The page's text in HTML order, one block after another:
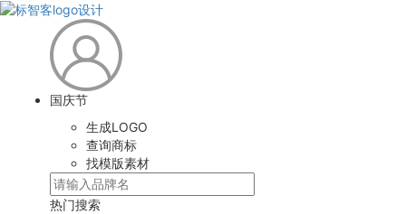
国庆节
生成LOGO
查询商标
找模版素材
热门搜索